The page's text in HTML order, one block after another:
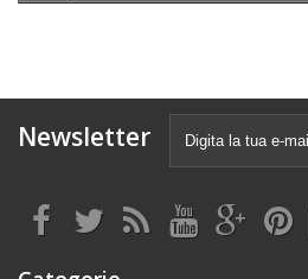
Newsletter